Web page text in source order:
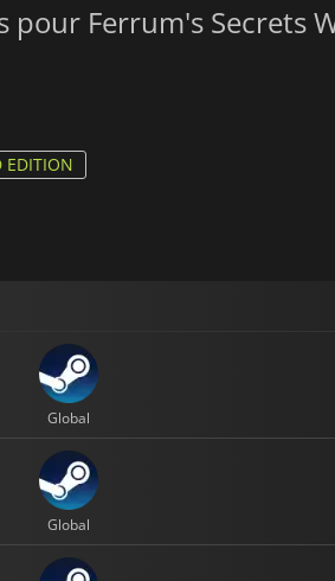
pour Ferrum's Secrets
EDITION
Global
Global